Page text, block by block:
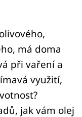
má doma
při vaření a
využití,
jak vám olej